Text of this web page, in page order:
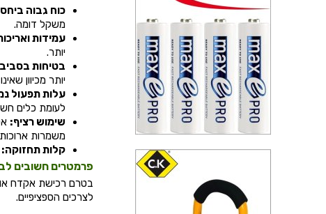
כוח גבוה
משקל דומה.
עמידות
יותר.
בטיחות
יותר מכיוון
עלות תפעול
לעומת כלים
שימוש רציף:
משמרות
קלות תחזוקה:
פרמטרים חשובים
בטרם רכישת אקדח
לצרכים הספציפיים.